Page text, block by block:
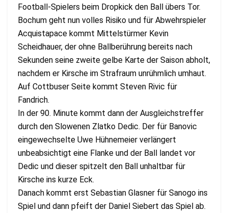
Football-Spielers beim Dropkick den Ball übers Tor.
Bochum geht nun volles Risiko und für Abwehrspieler
Acquistapace kommt Mittelstürmer Kevin
Scheidhauer, der ohne Ballberührung bereits nach
Sekunden seine zweite gelbe Karte der Saison abholt,
nachdem er Kirsche im Strafraum unrühmlich umhaut.
Auf Cottbuser Seite kommt Steven Rivic für
Fandrich.
In der 90. Minute kommt dann der Ausgleichstreffer
durch den Slowenen Zlatko Dedic. Der für Banovic
eingewechselte Uwe Hühnemeier verlängert
unbeabsichtigt eine Flanke und der Ball landet vor
Dedic und dieser spitzelt den Ball unhaltbar für
Kirsche ins kurze Eck.
Danach kommt erst Sebastian Glasner für Sanogo ins
Spiel und dann pfeift der Daniel Siebert das Spiel ab.